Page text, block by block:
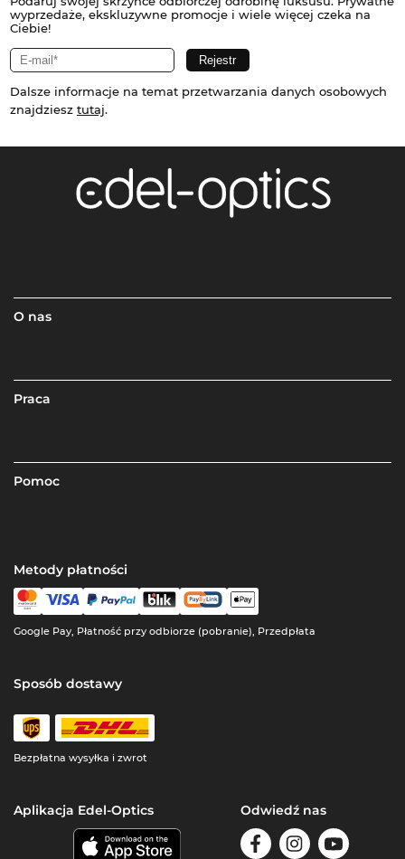
wyprzedaże, ekskluzywne promocje i wiele więcej czeka na
Ciebie!
Dalsze informacje na temat przetwarzania danych osobowych
znajdziesz tutaj.
O nas
Praca
Pomoc
Metody płatności
Google Pay, Płatność przy odbiorze (pobranie), Przedpłata
Sposób dostawy
Bezpłatna wysyłka i zwrot
Aplikacja Edel-Optics Odwiedź nas